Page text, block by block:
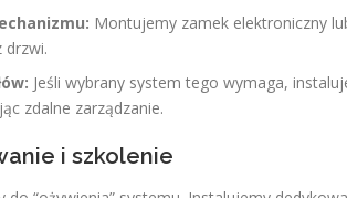
Montujemy zamek elektroniczny
drzwi.
Jeśli wybrany system tego wymaga,
zdalne zarządzanie.
i szkolenie